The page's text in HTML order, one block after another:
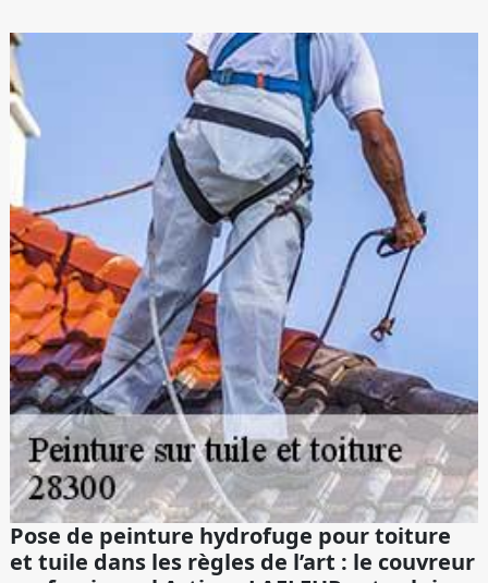
Pose de peinture hydrofuge pour toiture
et tuile dans les règles de l’art : le couvreur